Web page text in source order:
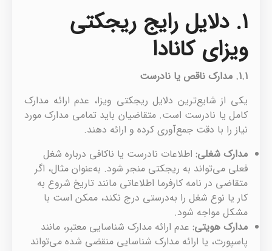
1. دلایل رایج ریجکتی
ویزای کانادا
1.1. مدارک ناقص یا نادرست
یکی از شایع‌ترین دلایل ریجکتی ویزا، عدم ارائه مدارک
کامل یا نادرست است. متقاضیان باید تمامی مدارک مورد
نیاز را با دقت جمع‌آوری کرده و ارائه دهند.
مدارک شغلی: اطلاعات نادرست یا ناکافی درباره شغل
فعلی می‌تواند به ریجکتی منجر شود. به‌عنوان مثال، اگر
متقاضی در نامه کارفرما اطلاعاتی مانند تاریخ شروع به
کار یا نوع شغل را به‌درستی درج نکند، ممکن است با
مشکل مواجه شود.
مدارک هویتی: عدم ارائه مدارک شناسایی معتبر، مانند
پاسپورت، یا ارائه مدارک شناسایی منقضی شده می‌تواند